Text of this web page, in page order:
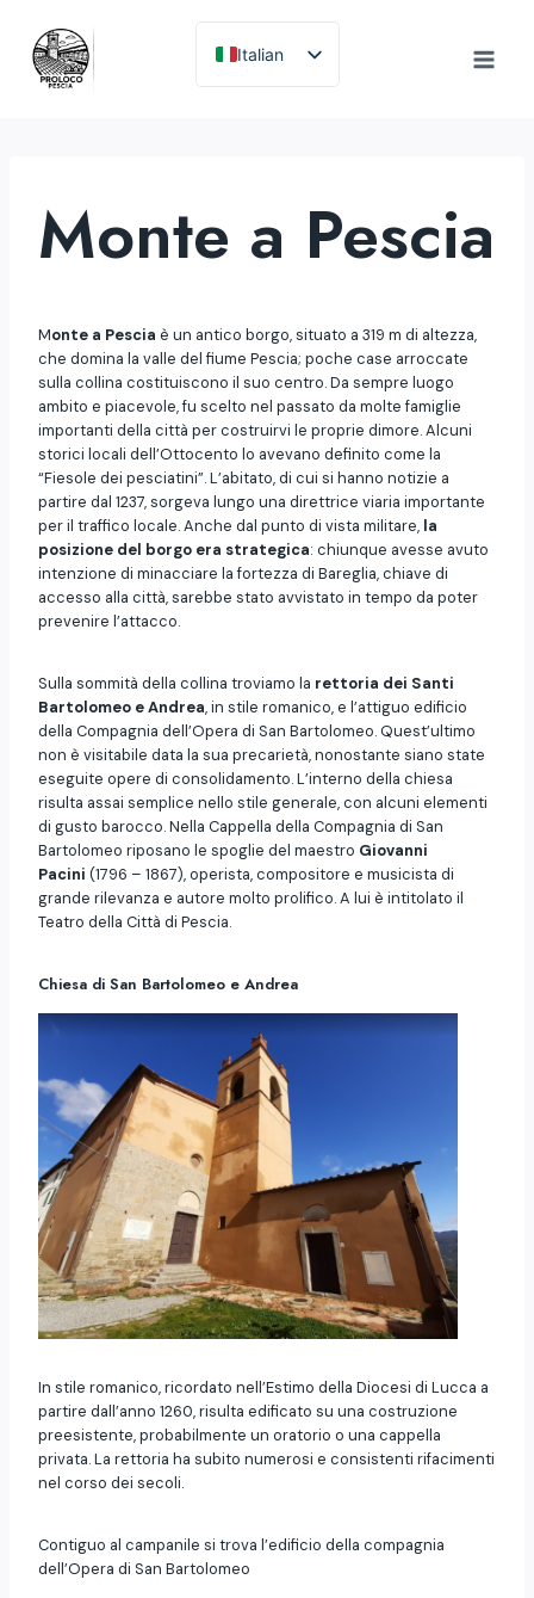
contenuto
Italian
English
Monte a Pescia
Monte a Pescia è un antico borgo, situato a 319 m di altezza,
che domina la valle del fiume Pescia; poche case arroccate
sulla collina costituiscono il suo centro. Da sempre luogo
ambito e piacevole, fu scelto nel passato da molte famiglie
importanti della città per costruirvi le proprie dimore. Alcuni
storici locali dell’Ottocento lo avevano definito come la
“Fiesole dei pesciatini”. L’abitato, di cui si hanno notizie a
partire dal 1237, sorgeva lungo una direttrice viaria importante
per il traffico locale. Anche dal punto di vista militare, la
posizione del borgo era strategica: chiunque avesse avuto
intenzione di minacciare la fortezza di Bareglia, chiave di
accesso alla città, sarebbe stato avvistato in tempo da poter
prevenire l’attacco.
Sulla sommità della collina troviamo la rettoria dei Santi
Bartolomeo e Andrea, in stile romanico, e l’attiguo edificio
della Compagnia dell’Opera di San Bartolomeo. Quest’ultimo
non è visitabile data la sua precarietà, nonostante siano state
eseguite opere di consolidamento. L’interno della chiesa
risulta assai semplice nello stile generale, con alcuni elementi
di gusto barocco. Nella Cappella della Compagnia di San
Bartolomeo riposano le spoglie del maestro Giovanni
Pacini (1796 – 1867), operista, compositore e musicista di
grande rilevanza e autore molto prolifico. A lui è intitolato il
Teatro della Città di Pescia.
Chiesa di San Bartolomeo e Andrea
In stile romanico, ricordato nell’Estimo della Diocesi di Lucca a
partire dall’anno 1260, risulta edificato su una costruzione
preesistente, probabilmente un oratorio o una cappella
privata. La rettoria ha subito numerosi e consistenti rifacimenti
nel corso dei secoli.
Contiguo al campanile si trova l’edificio della compagnia
dell’Opera di San Bartolomeo